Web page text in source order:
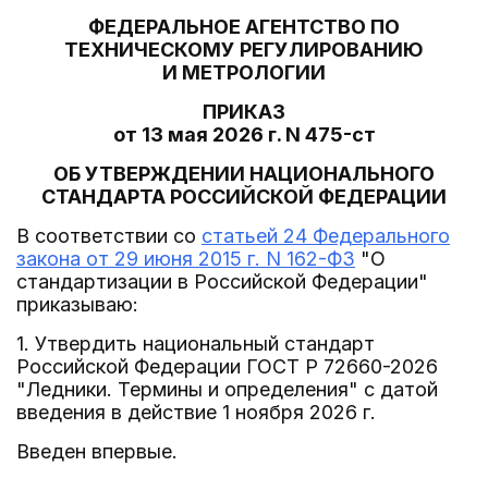
ФЕДЕРАЛЬНОЕ АГЕНТСТВО ПО
ТЕХНИЧЕСКОМУ РЕГУЛИРОВАНИЮ
И МЕТРОЛОГИИ
ПРИКАЗ
от 13 мая 2026 г. N 475-ст
ОБ УТВЕРЖДЕНИИ НАЦИОНАЛЬНОГО
СТАНДАРТА РОССИЙСКОЙ ФЕДЕРАЦИИ
В соответствии со статьей 24 Федерального
закона от 29 июня 2015 г. N 162-ФЗ "О
стандартизации в Российской Федерации"
приказываю:
1. Утвердить национальный стандарт
Российской Федерации ГОСТ Р 72660-2026
"Ледники. Термины и определения" с датой
введения в действие 1 ноября 2026 г.
Введен впервые.